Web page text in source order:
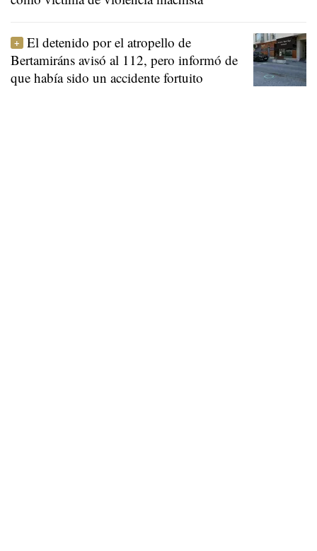
El detenido por el atropello de
Bertamiráns avisó al 112, pero informó de
que había sido un accidente fortuito